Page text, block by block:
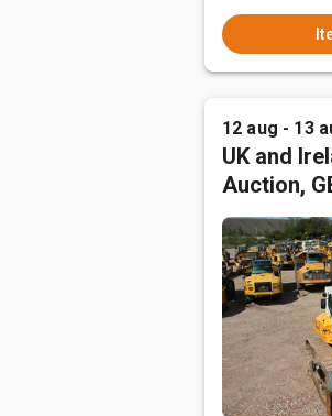
12 aug - 13
UK and
Auction,